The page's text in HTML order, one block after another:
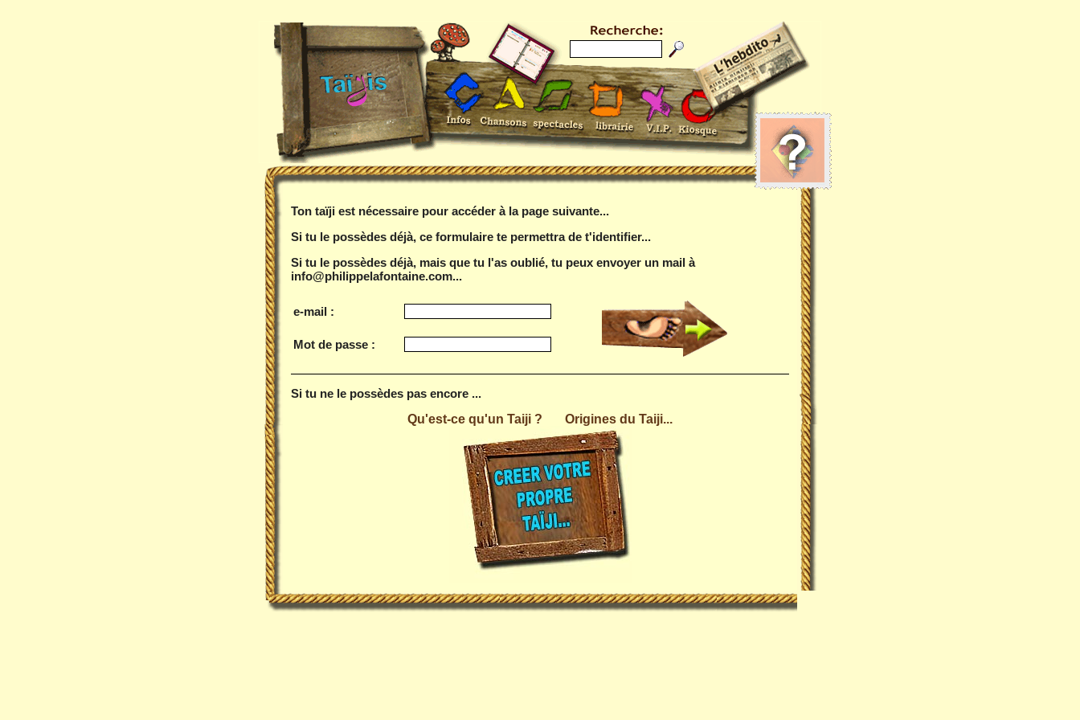
Ton taïji est nécessaire pour accéder à la page suivante...
Si tu le possèdes déjà, ce formulaire te permettra de t'identifier...
Si tu le possèdes déjà, mais que tu l'as oublié, tu peux envoyer un mail à
info@philippelafontaine.com...
e-mail :
Mot de passe :
Si tu ne le possèdes pas encore ...
Qu'est-ce qu'un Taiji ?
Origines du Taiji...